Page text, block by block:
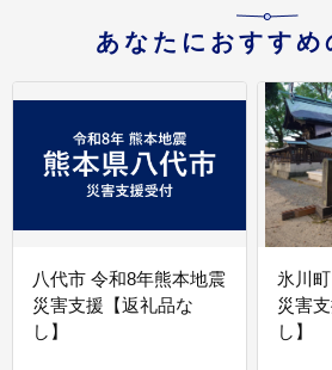
あなたにおすすめ
八代市 令和8年熊本地震
災害支援【返礼品な
し】
氷川
災害
し】